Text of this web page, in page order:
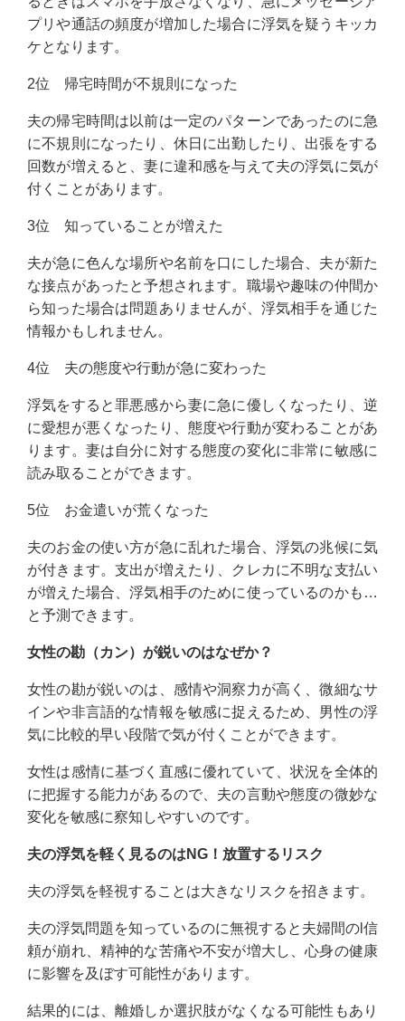
プリや通話の頻度が増加した場合に浮気を疑うキッカ
ケとなります。
2位 帰宅時間が不規則になった
夫の帰宅時間は以前は一定のパターンであったのに急
に不規則になったり、休日に出勤したり、出張をする
回数が増えると、妻に違和感を与えて夫の浮気に気が
付くことがあります。
3位 知っていることが増えた
夫が急に色んな場所や名前を口にした場合、夫が新た
な接点があったと予想されます。職場や趣味の仲間か
ら知った場合は問題ありませんが、浮気相手を通じた
情報かもしれません。
4位 夫の態度や行動が急に変わった
浮気をすると罪悪感から妻に急に優しくなったり、逆
に愛想が悪くなったり、態度や行動が変わることがあ
ります。妻は自分に対する態度の変化に非常に敏感に
読み取ることができます。
5位 お金遣いが荒くなった
夫のお金の使い方が急に乱れた場合、浮気の兆候に気
が付きます。支出が増えたり、クレカに不明な支払い
が増えた場合、浮気相手のために使っているのかも…
と予測できます。
女性の勘（カン）が鋭いのはなぜか？
女性の勘が鋭いのは、感情や洞察力が高く、微細なサ
インや非言語的な情報を敏感に捉えるため、男性の浮
気に比較的早い段階で気が付くことができます。
女性は感情に基づく直感に優れていて、状況を全体的
に把握する能力があるので、夫の言動や態度の微妙な
変化を敏感に察知しやすいのです。
夫の浮気を軽く見るのはNG！放置するリスク
夫の浮気を軽視することは大きなリスクを招きます。
夫の浮気問題を知っているのに無視すると夫婦間のl信
頼が崩れ、精神的な苦痛や不安が増大し、心身の健康
に影響を及ぼす可能性があります。
結果的には、離婚しか選択肢がなくなる可能性もあり